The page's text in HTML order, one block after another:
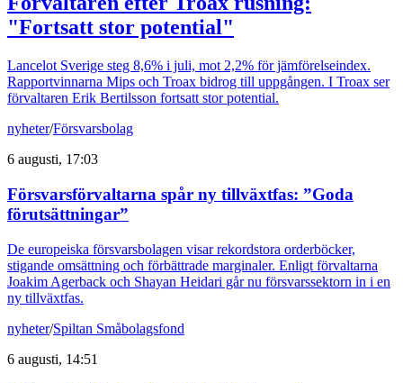
"Fortsatt stor potential"
Lancelot Sverige steg 8,6% i juli, mot 2,2% för jämförelseindex.
Rapportvinnarna Mips och Troax bidrog till uppgången. I Troax ser
förvaltaren Erik Bertilsson fortsatt stor potential.
nyheter/Försvarsbolag
6 augusti, 17:03
Försvarsförvaltarna spår ny tillväxtfas: ”Goda
förutsättningar”
De europeiska försvarsbolagen visar rekordstora orderböcker,
stigande omsättning och förbättrade marginaler. Enligt förvaltarna
Joakim Agerback och Shayan Heidari går nu försvarssektorn in i en
ny tillväxtfas.
nyheter/Spiltan Småbolagsfond
6 augusti, 14:51